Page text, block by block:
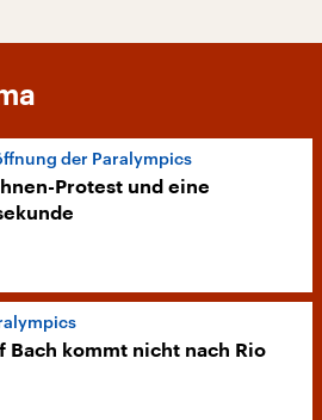
der Paralympics
Protest und eine
Bach kommt nicht nach Rio